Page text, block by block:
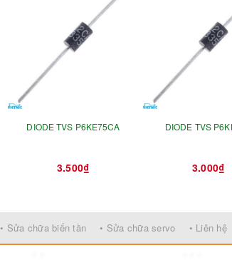
DIODE TVS P6KE75CA
3.500₫
DIODE TVS
3.000₫
• Sửa chữa biến tần • Sửa chữa servo • Liên hệ